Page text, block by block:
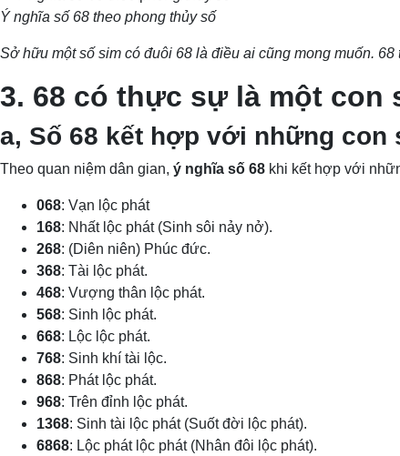
Ý nghĩa số 68 theo phong thủy số
Sở hữu một số sim có đuôi 68 là điều ai cũng mong muốn.
3. 68 có thực sự là một con
a, Số 68 kết hợp với những con
Theo quan niệm dân gian, ý nghĩa số 68 khi kết hợp với
068: Vạn lộc phát
168: Nhất lộc phát (Sinh sôi nảy nở).
268: (Diên niên) Phúc đức.
368: Tài lộc phát.
468: Vượng thân lộc phát.
568: Sinh lộc phát.
668: Lộc lộc phát.
768: Sinh khí tài lộc.
868: Phát lộc phát.
968: Trên đỉnh lộc phát.
1368: Sinh tài lộc phát (Suốt đời lộc phát).
6868: Lộc phát lộc phát (Nhân đôi lộc phát).